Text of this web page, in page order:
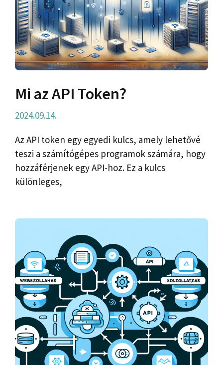
Mi az API Token?
2024.09.14.
Az API token egy egyedi kulcs, amely lehetővé
teszi a számítógépes programok számára, hogy
hozzáférjenek egy API-hoz. Ez a kulcs
különleges,